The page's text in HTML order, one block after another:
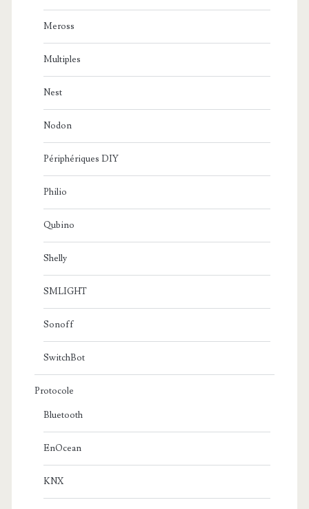
Meross
Multiples
Nest
Nodon
Périphériques DIY
Philio
Qubino
Shelly
SMLIGHT
Sonoff
SwitchBot
Protocole
Bluetooth
EnOcean
KNX